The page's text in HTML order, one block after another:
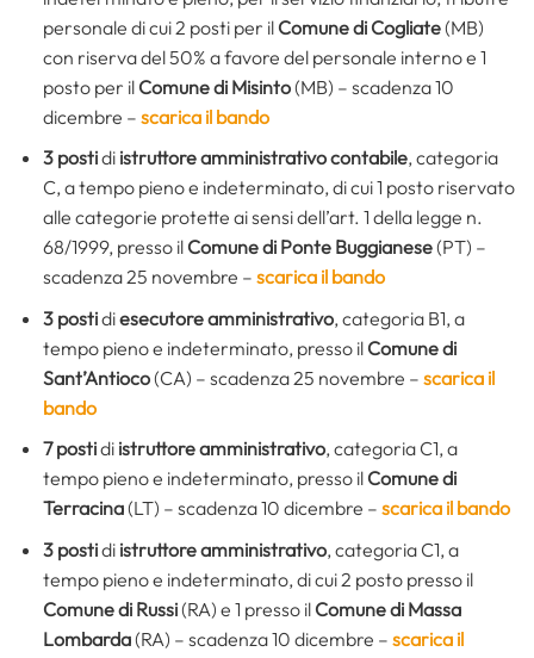
personale di cui 2 posti per il Comune di Cogliate(MB)
con riserva del 50% a favore del personale interno e 1
posto per il Comune di Misinto(MB) – scadenza 10
dicembre – scarica il bando
3 postidi istruttore amministrativo contabile, categoria
C, a tempo pieno e indeterminato, di cui 1 posto riservato
alle categorie protette ai sensi dell’art. 1 della legge n.
68/1999, presso il Comune di Ponte Buggianese(PT) –
scadenza 25 novembre – scarica il bando
3 postidiesecutore amministrativo, categoria B1, a
tempo pieno e indeterminato, presso il Comune di
Sant’Antioco(CA) – scadenza 25 novembre – scarica il
bando
7 postidi istruttore amministrativo, categoria C1, a
tempo pieno e indeterminato, presso il Comune di
Terracina(LT) – scadenza 10 dicembre – scarica il bando
3 postidi istruttore amministrativo, categoria C1, a
tempo pieno e indeterminato, di cui 2 posto presso il
Comune di Russi(RA) e 1 presso il Comune di Massa
Lombarda(RA) – scadenza 10 dicembre – scarica il